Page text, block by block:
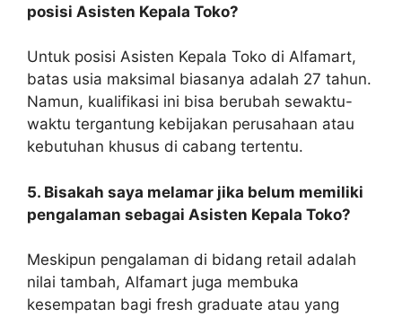
posisi Asisten Kepala Toko?
Untuk posisi Asisten Kepala Toko di Alfamart,
batas usia maksimal biasanya adalah 27 tahun.
Namun, kualifikasi ini bisa berubah sewaktu-
waktu tergantung kebijakan perusahaan atau
kebutuhan khusus di cabang tertentu.
5. Bisakah saya melamar jika belum memiliki
pengalaman sebagai Asisten Kepala Toko?
Meskipun pengalaman di bidang retail adalah
nilai tambah, Alfamart juga membuka
kesempatan bagi fresh graduate atau yang